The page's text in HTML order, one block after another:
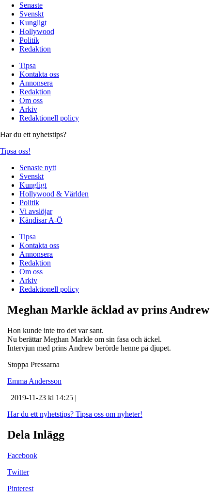
Senaste
Svenskt
Kungligt
Hollywood
Politik
Redaktion
Tipsa
Kontakta oss
Annonsera
Redaktion
Om oss
Arkiv
Redaktionell policy
Har du ett nyhetstips?
Tipsa oss!
Senaste nytt
Svenskt
Kungligt
Hollywood & Världen
Politik
Vi avslöjar
Kändisar A-Ö
Tipsa
Kontakta oss
Annonsera
Redaktion
Om oss
Arkiv
Redaktionell policy
Meghan Markle äcklad av prins Andrew
Hon kunde inte tro det var sant.
Nu berättar Meghan Markle om sin fasa och äckel.
Intervjun med prins Andrew berörde henne på djupet.
Stoppa Pressarna
Emma Andersson
| 2019-11-23 kl 14:25 |
Har du ett nyhetstips? Tipsa oss om nyheter!
Dela Inlägg
Facebook
Twitter
Pinterest